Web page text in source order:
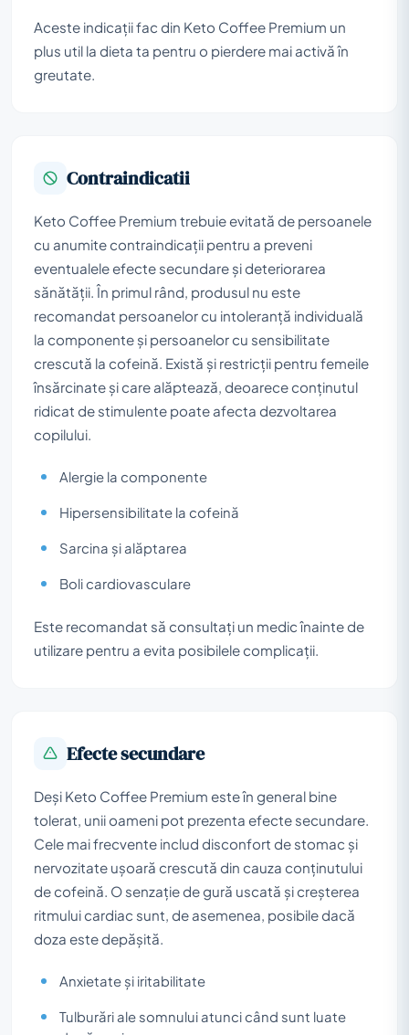
Aceste indicații fac din Keto Coffee Premium un
plus util la dieta ta pentru o pierdere mai activă în
greutate.
Contraindicatii
Keto Coffee Premium trebuie evitată de persoanele
cu anumite contraindicații pentru a preveni
eventualele efecte secundare și deteriorarea
sănătății. În primul rând, produsul nu este
recomandat persoanelor cu intoleranță individuală
la componente și persoanelor cu sensibilitate
crescută la cofeină. Există și restricții pentru femeile
însărcinate și care alăptează, deoarece conținutul
ridicat de stimulente poate afecta dezvoltarea
copilului.
Alergie la componente
Hipersensibilitate la cofeină
Sarcina și alăptarea
Boli cardiovasculare
Este recomandat să consultați un medic înainte de
utilizare pentru a evita posibilele complicații.
Efecte secundare
Deși Keto Coffee Premium este în general bine
tolerat, unii oameni pot prezenta efecte secundare.
Cele mai frecvente includ disconfort de stomac și
nervozitate ușoară crescută din cauza conținutului
de cofeină. O senzație de gură uscată și creșterea
ritmului cardiac sunt, de asemenea, posibile dacă
doza este depășită.
Anxietate și iritabilitate
Tulburări ale somnului atunci când sunt luate